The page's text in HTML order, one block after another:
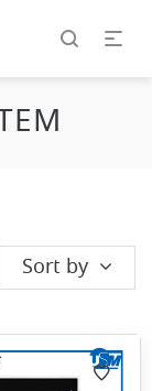
Sort by